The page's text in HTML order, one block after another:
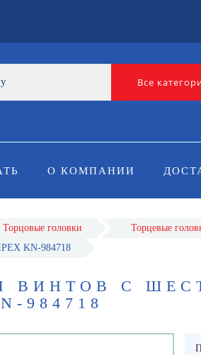
Все
О КОМПАНИИ
Торцовые головки
Торцевые
KN-984718
ВИНТОВ С
984718